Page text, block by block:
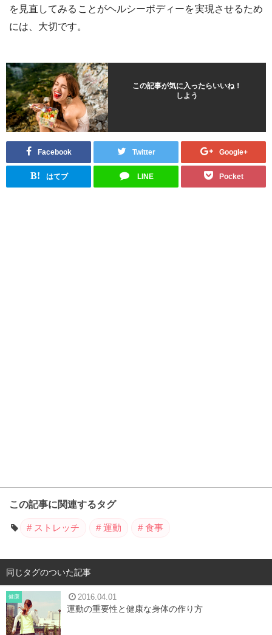
を見直してみることがヘルシーボディーを実現させるため
には、大切です。
この記事が気に入ったらいいね！
しよう
Facebook Twitter Google+
B! はてブ LINE Pocket
この記事に関連するタグ
ストレッチ 運動 食事
同じタグのついた記事
健康 2016.04.01
運動の重要性と健康な身体の作り方